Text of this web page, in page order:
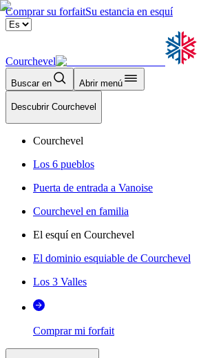
Comprar su forfaitSu estancia en esquí
Courchevel
Buscar en Abrir menú
Descubrir Courchevel
Courchevel
Los 6 pueblos
Puerta de entrada a Vanoise
Courchevel en familia
El esquí en Courchevel
El dominio esquiable de Courchevel
Los 3 Valles
Comprar mi forfait